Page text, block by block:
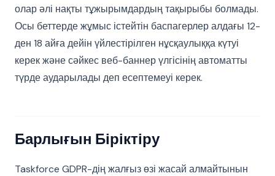
олар әлі нақты тұжырымдардың тақырыбы болмады.
Осы беттерде жұмыс істейтін баспагерлер алдағы 12-
ден 18 айға дейін үйлестірілген нұсқаулыққа күтуі
керек және сәйкес веб-баннер үлгісінің автоматты
түрде аударылады деп есептемеуі керек.
Барлығын Біріктіру
Taskforce GDPR-дің жалғыз өзі жасай алмайтынын